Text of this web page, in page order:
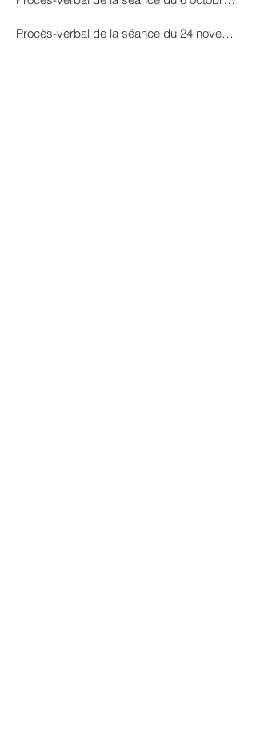
Procès-verbal de la séance du 24 novembre 2022